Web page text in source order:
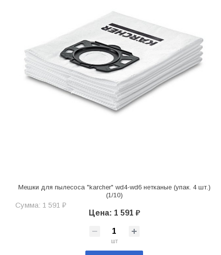
Мешки для пылесоса "karcher" wd4-wd6 нетканые (упак. 4 шт.)
(1/10)
Сумма: 1 591 ₽
Цена: 1 591 ₽
шт